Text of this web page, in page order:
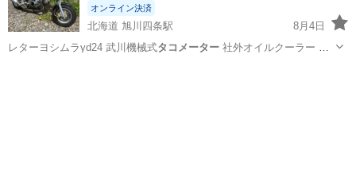
オンライン決済
北海道 旭川四条駅
8月4日
レターヨシムラyd24 武川機械式タコメーター社外オイルクーラー メ